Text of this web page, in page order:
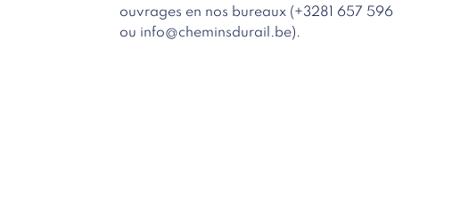
ouvrages en nos bureaux (+3281 657 596
ou info@cheminsdurail.be).